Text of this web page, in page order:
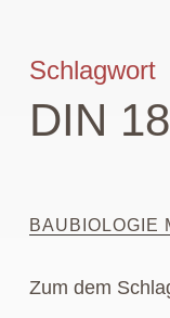
Schlagwort
DIN
BAUBIOLOGIE
Zum dem